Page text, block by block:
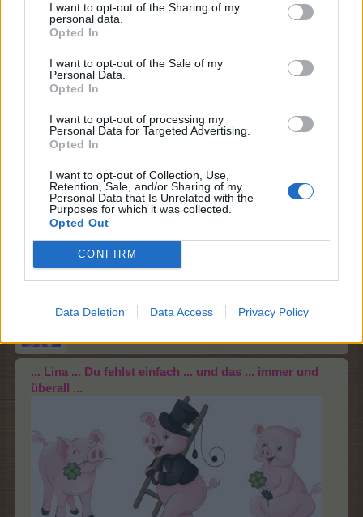
I want to opt-out of the Sharing of my
personal data.
Opted In
I want to opt-out of the Sale of my
Personal Data.
Opted In
I want to opt-out of processing my
Personal Data for Targeted Advertising.
Opted In
I want to opt-out of Collection, Use,
Retention, Sale, and/or Sharing of my
Personal Data that Is Unrelated with the
Purposes for which it was collected.
Opted Out
CONFIRM
Data Deletion Data Access Privacy Policy
GLG
25 Juli 2024
und Sweet_Bubble
Sweet_Bubble
... Lina ... Du fehlst einfach ... und das ... immer und
überall ...